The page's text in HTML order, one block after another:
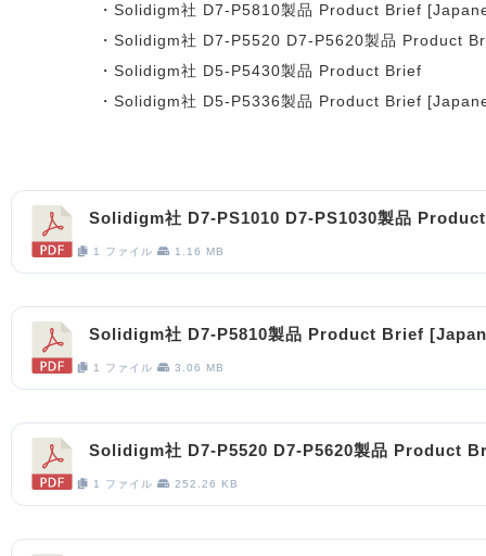
・Solidigm社 D7-P5810製品 Product Brief
・Solidigm社 D7-P5520 D7-P5620製品 Product
・Solidigm社 D5-P5430製品 Product Brief
・Solidigm社 D5-P5336製品 Product Brief
Solidigm社 D7-PS1010 D7-PS1030製品
1 ファイル 1.16 MB
Solidigm社 D7-P5810製品 Product Brief
1 ファイル 3.06 MB
Solidigm社 D7-P5520 D7-P5620製品 Product
1 ファイル 252.26 KB